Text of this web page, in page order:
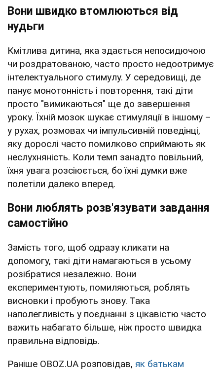
Вони швидко втомлюються від
нудьги
Кмітлива дитина, яка здається непосидючою
чи роздратованою, часто просто недоотримує
інтелектуального стимулу. У середовищі, де
панує монотонність і повторення, такі діти
просто "вимикаються" ще до завершення
уроку. Їхній мозок шукає стимуляції в іншому –
у рухах, розмовах чи імпульсивній поведінці,
яку дорослі часто помилково сприймають як
неслухняність. Коли темп занадто повільний,
їхня увага розсіюється, бо їхні думки вже
полетіли далеко вперед.
Вони люблять розв'язувати завдання
самостійно
Замість того, щоб одразу кликати на
допомогу, такі діти намагаються в усьому
розібратися незалежно. Вони
експериментують, помиляються, роблять
висновки і пробують знову. Така
наполегливість у поєднанні з цікавістю часто
важить набагато більше, ніж просто швидка
правильна відповідь.
Раніше OBOZ.UA розповідав, як батькам